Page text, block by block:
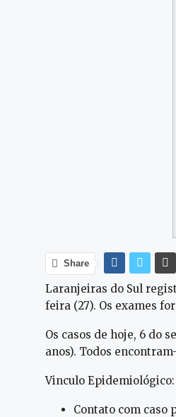
Share
Laranjeiras do Sul
feira (27). Os exames
Os casos de hoje, 6 do
anos). Todos
Vinculo Epidemiológico:
Contato com caso